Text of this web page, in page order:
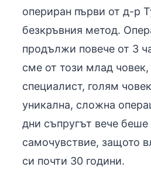
опериран първи от д-р
безкръвния метод.
продължи повече от 3
сме от този млад човек,
специалист, голям
уникална, сложна
дни съпругът вече беше
самочувствие, защото
си почти 30 години.